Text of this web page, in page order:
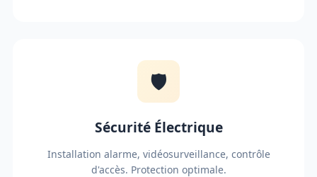
🛡️
Sécurité Électrique
Installation alarme, vidéosurveillance, contrôle
d'accès. Protection optimale.